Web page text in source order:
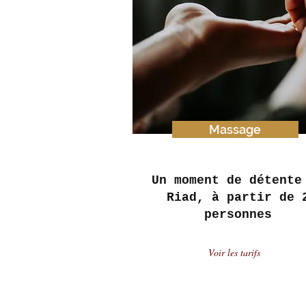
Massage
Un moment de
Riad, à partir de
personnes
Voir les tarifs